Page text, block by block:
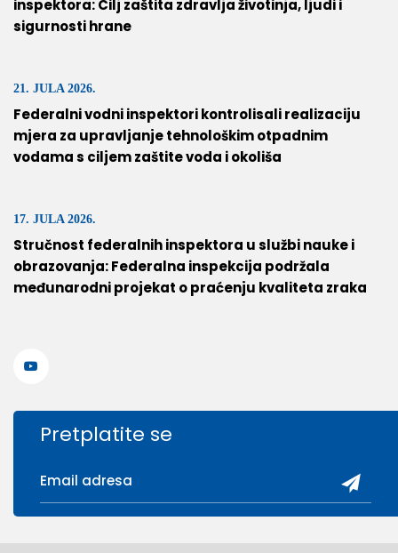
inspektora: Cilj zaštita zdravlja životinja, ljudi i
sigurnosti hrane
21. JULA 2026.
Federalni vodni inspektori kontrolisali realizaciju
mjera za upravljanje tehnološkim otpadnim
vodama s ciljem zaštite voda i okoliša
17. JULA 2026.
Stručnost federalnih inspektora u službi nauke i
obrazovanja: Federalna inspekcija podržala
međunarodni projekat o praćenju kvaliteta zraka
Pretplatite se